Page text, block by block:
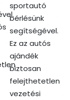
sportautó
bérlésünk
segítségével.
Ez az autós
ajándék
biztosan
felejthetetlen
vezetési